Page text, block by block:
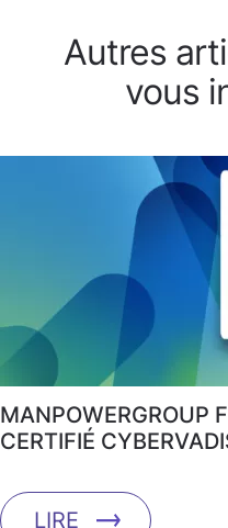
Autres
vous
MANPOWERGROUP
CERTIFIÉ
LIRE